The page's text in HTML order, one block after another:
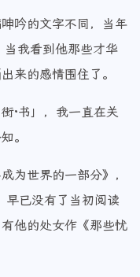
吟的文字不同，当年
我看到他那些才华
来的感情围住了。
·书」，我一直在关
。
为世界的一部分》，
早已没有了当初阅读
他的处女作《那些忧